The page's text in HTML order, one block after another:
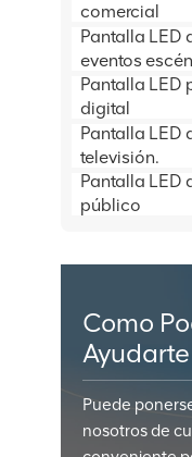
comercial
Pantalla LED
eventos
Pantalla LED
digital
Pantalla LED
televisión.
Pantalla LED
público
Como
Ayudarte
Puede
nosotros de